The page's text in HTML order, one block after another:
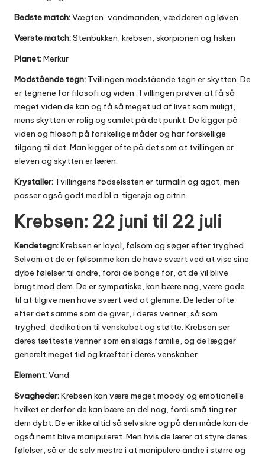
Bedste match:Vægten, vandmanden, vædderen og løven
Værste match:Stenbukken, krebsen, skorpionen og fisken
Planet:Merkur
Modstående tegn: Tvillingen modstående tegn er skytten. De
er tegnene for filosofi og viden. Tvillingen prøver at få så
meget viden de kan og få så meget ud af livet som muligt,
mens skytten er rolig og samlet på det punkt. De kigger på
viden og filosofi på forskellige måder og har forskellige
tilgang til det. Man kigger ofte på det som at tvillingen er
eleven og skytten er læren.
Krystaller: Tvillingens fødselssten er turmalin og agat, men
passer også godt med bl.a. tigerøje og citrin
Krebsen: 22 juni til 22 juli
Kendetegn:Krebsen er loyal, følsom og søger efter tryghed.
Selvom at de er følsomme kan de have svært ved at vise sine
dybe følelser til andre, fordi de bange for, at de vil blive
brugt mod dem. De er sympatiske, kan bære nag, være gode
til at tilgive men have svært ved at glemme. De leder ofte
efter det samme som de giver, i deres venner, så som
tryghed, dedikation til venskabet og støtte. Krebsen ser
deres tætteste venner som en slags familie, og de lægger
generelt meget tid og kræfter i deres venskaber.
Element:Vand
Svagheder:Krebsen kan være meget moody og emotionelle
hvilket er derfor de kan bære en del nag, fordi små ting rør
dem dybt. De er ikke altid så selvsikre og på den måde kan de
også nemt blive manipuleret. Men hvis de lærer at styre deres
følelser, så er de selv mestre i at manipulere andre i større og